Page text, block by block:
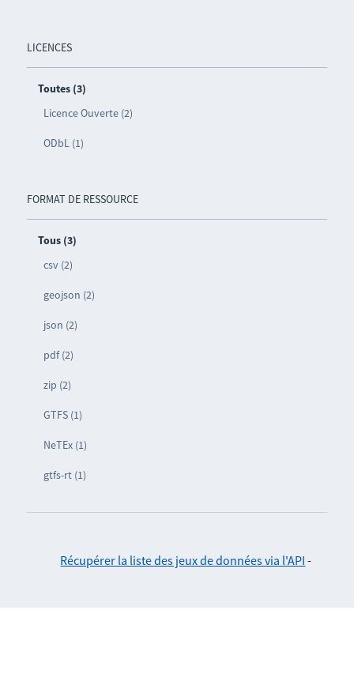
LICENCES
Toutes (3)
Licence Ouverte (2)
ODbL (1)
FORMAT DE RESSOURCE
Tous (3)
csv (2)
geojson (2)
json (2)
pdf (2)
zip (2)
GTFS (1)
NeTEx (1)
gtfs-rt (1)
Récupérer la liste des jeux de données via l'API -